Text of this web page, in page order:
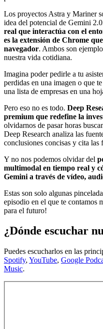
Los proyectos Astra y Mariner
idea del potencial de Gemini
real que interactúa con el
es la extensión de Chrome
navegador. Ambos son
nuestra vida cotidiana.
Imagina poder pedirle a tu
perdidas en una imagen o que
una lista de empresas en una
Pero eso no es todo. Deep
premium que redefine la
olvidarnos de pasar horas
Deep Research analiza las
conclusiones concisas y cita las
Y no nos podemos olvidar del
multimodal en tiempo real y
Gemini a través de vídeo,
Estas son solo algunas
episodio en el que te contamos
para el futuro!
¿Dónde escuchar
Puedes escucharlos en las
Spotify, YouTube, Google
Music.